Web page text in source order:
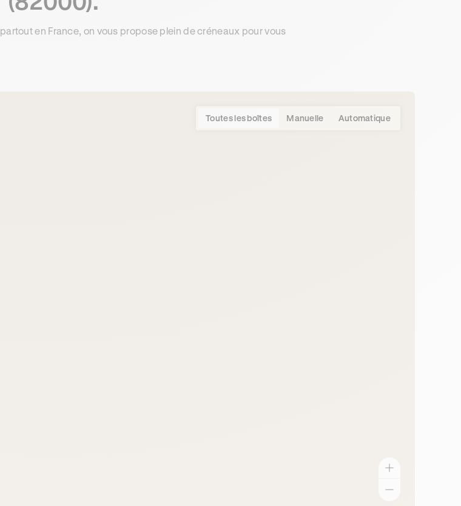
en France, on vous propose plein de créneaux pour vous
Toutes les boîtes Manuelle Automatique